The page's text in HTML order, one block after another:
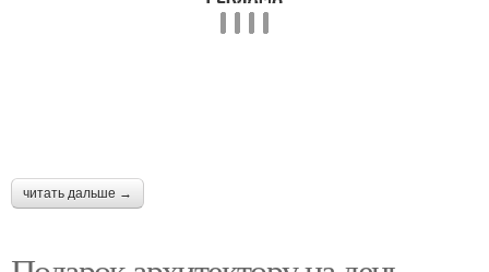
читать дальше →